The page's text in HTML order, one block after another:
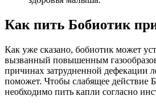
Как пить Бобиотик
Как уже сказано, бобиотик может
вызванный повышенным
причинах затрудненной дефекации
поможет. Чтобы слабящее действие
необходимо пить капли согласно